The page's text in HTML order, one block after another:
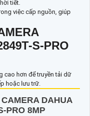
tiết.
việc cấp nguồn, giúp
S-PRO
cao hơn để truyền tải dữ
hoặc lưu trữ.
DAHUA
PRO 8MP